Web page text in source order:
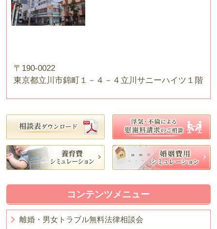
〒190-0022
東京都立川市錦町１－４－４立川サニーハイツ１階
コンテンツメニュー
離婚・男女トラブル無料法律相談会